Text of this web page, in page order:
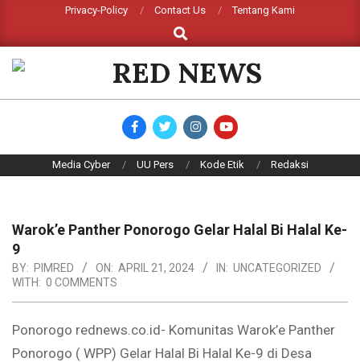
content
Privacy-Policy Contact Us
Tentang Kami
Search
RED
Media Cyber UU Pers Kode Etik Redaksi
Warok’e Panther Ponorogo Gelar Halal Bi Halal Ke-
9
BY: PIMRED ON: APRIL 21, 2024 IN: UNCATEGORIZED
WITH: 0 COMMENTS
Ponorogo rednews.co.id- Komunitas Warok’e Panther
Ponorogo ( WPP) Gelar Halal Bi Halal Ke-9 di Desa